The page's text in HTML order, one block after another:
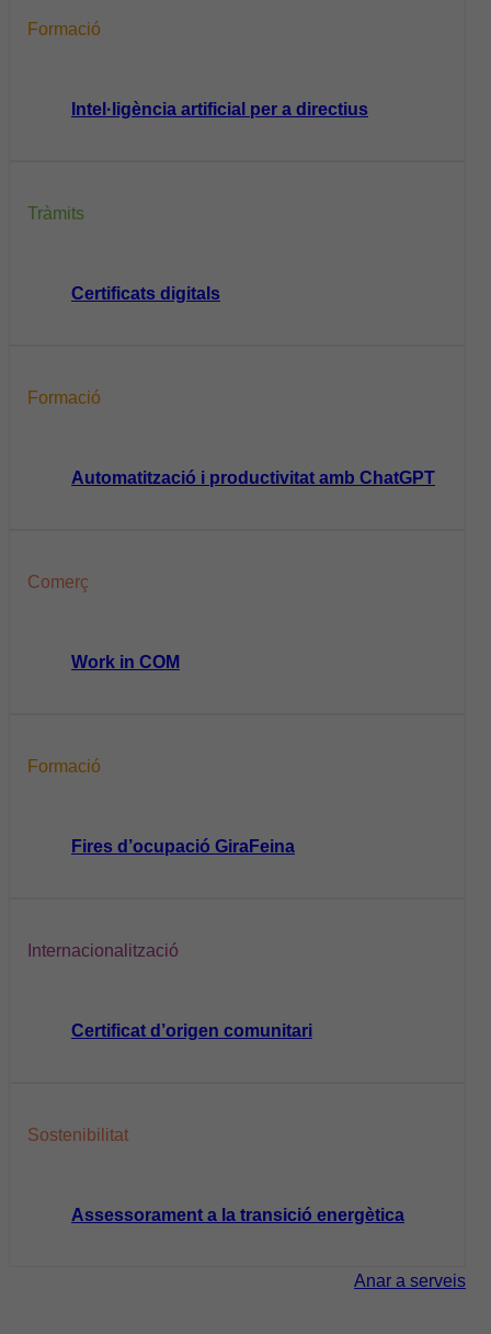
Formació
Intel·ligència artificial per a directius
Tràmits
Certificats digitals
Formació
Automatització i productivitat amb ChatGPT
Comerç
Work in COM
Formació
Fires d’ocupació GiraFeina
Internacionalització
Certificat d’origen comunitari
Sostenibilitat
Assessorament a la transició energètica
Anar a serveis